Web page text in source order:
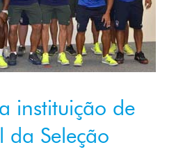
instituição de
da Seleção